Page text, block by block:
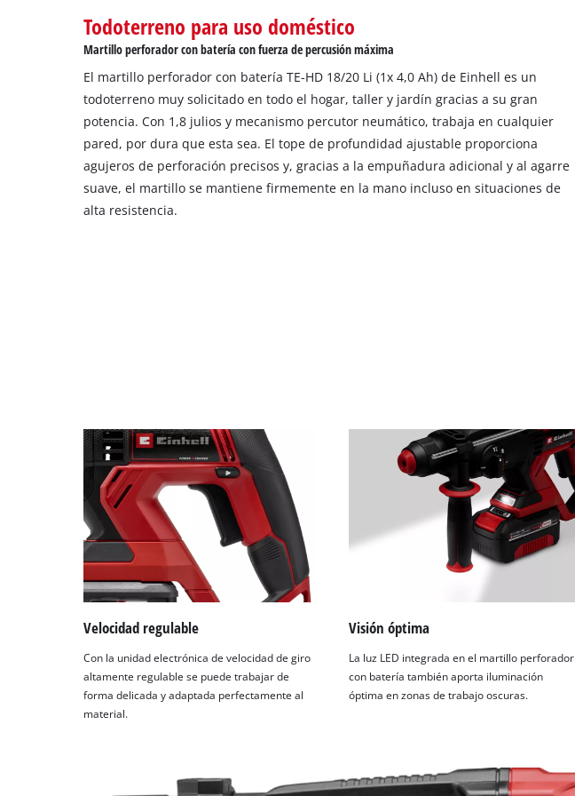
Todoterreno para uso doméstico
Martillo perforador con batería con fuerza de percusión máxima
El martillo perforador con batería TE-HD 18/20 Li (1x 4,0 Ah) de Einhell es un
todoterreno muy solicitado en todo el hogar, taller y jardín gracias a su gran
potencia. Con 1,8 julios y mecanismo percutor neumático, trabaja en cualquier
pared, por dura que esta sea. El tope de profundidad ajustable proporciona
agujeros de perforación precisos y, gracias a la empuñadura adicional y al agarre
suave, el martillo se mantiene firmemente en la mano incluso en situaciones de
alta resistencia.
Velocidad regulable
Con la unidad electrónica de velocidad de giro
altamente regulable se puede trabajar de
forma delicada y adaptada perfectamente al
material.
Visión óptima
La luz LED integrada en el martillo perforador
con batería también aporta iluminación
óptima en zonas de trabajo oscuras.